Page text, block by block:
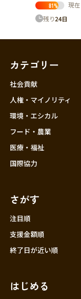
81% 現在
残り24日
カテゴリー
社会貢献
人権・マイノリティ
環境・エシカル
フード・農業
医療・福祉
国際協力
さがす
注目順
支援金額順
終了日が近い順
はじめる